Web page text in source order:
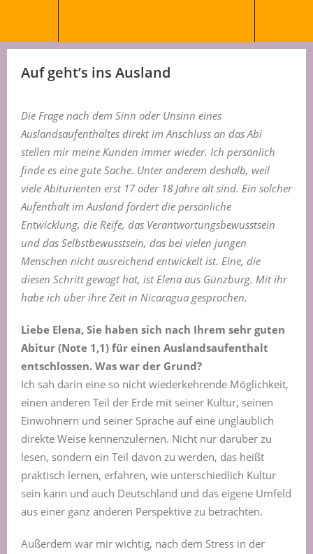
Auf geht’s ins Ausland
Die Frage nach dem Sinn oder Unsinn eines
Auslandsaufenthaltes direkt im Anschluss an das Abi
stellen mir meine Kunden immer wieder. Ich persönlich
finde es eine gute Sache. Unter anderem deshalb, weil
viele Abiturienten erst 17 oder 18 Jahre alt sind. Ein solcher
Aufenthalt im Ausland fördert die persönliche
Entwicklung, die Reife, das Verantwortungsbewusstsein
und das Selbstbewusstsein, das bei vielen jungen
Menschen nicht ausreichend entwickelt ist. Eine, die
diesen Schritt gewagt hat, ist Elena aus Günzburg. Mit ihr
habe ich über ihre Zeit in Nicaragua gesprochen.
Liebe Elena, Sie haben sich nach Ihrem sehr guten
Abitur (Note 1,1) für einen Auslandsaufenthalt
entschlossen. Was war der Grund?
Ich sah darin eine so nicht wiederkehrende Möglichkeit,
einen anderen Teil der Erde mit seiner Kultur, seinen
Einwohnern und seiner Sprache auf eine unglaublich
direkte Weise kennenzulernen. Nicht nur darüber zu
lesen, sondern ein Teil davon zu werden, das heißt
praktisch lernen, erfahren, wie unterschiedlich Kultur
sein kann und auch Deutschland und das eigene Umfeld
aus einer ganz anderen Perspektive zu betrachten.
Außerdem war mir wichtig, nach dem Stress in der